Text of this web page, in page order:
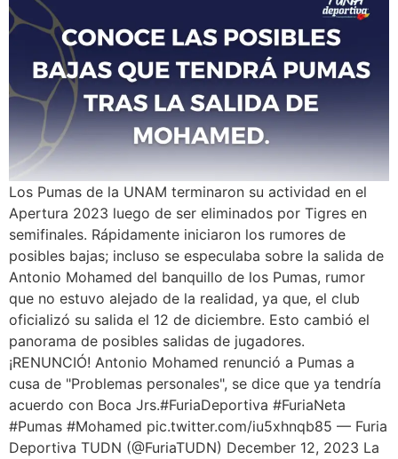
Los Pumas de la UNAM terminaron su actividad en el
Apertura 2023 luego de ser eliminados por Tigres en
semifinales. Rápidamente iniciaron los rumores de
posibles bajas; incluso se especulaba sobre la salida de
Antonio Mohamed del banquillo de los Pumas, rumor
que no estuvo alejado de la realidad, ya que, el club
oficializó su salida el 12 de diciembre. Esto cambió el
panorama de posibles salidas de jugadores.
¡RENUNCIÓ! Antonio Mohamed renunció a Pumas a
cusa de "Problemas personales", se dice que ya tendría
acuerdo con Boca Jrs.#FuriaDeportiva #FuriaNeta
#Pumas #Mohamed pic.twitter.com/iu5xhnqb85 — Furia
Deportiva TUDN (@FuriaTUDN) December 12, 2023 La